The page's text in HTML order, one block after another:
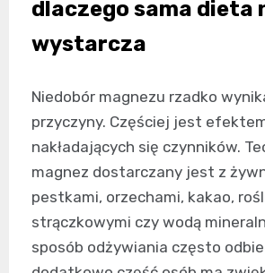
dlaczego sama dieta
wystarcza
Niedobór magnezu rzadko
przyczyny. Częściej jest
nakładających się czynników.
magnez dostarczany jest z
pestkami, orzechami, kakao,
strączkowymi czy wodą
sposób odżywiania często